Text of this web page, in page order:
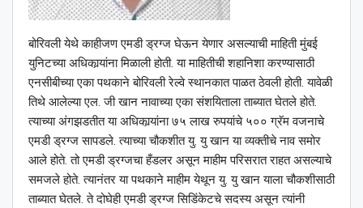
बोरिवली येथे काहीजण एमडी ड्रग्ज घेऊन येणार असल्याची माहिती मुंबई
युनिटच्या अधिकार्‍यांना मिळाली होती. या माहितीची शहानिशा करण्यासाठी
एनसीबीच्या एका पथकाने बोरिवली रेल्वे स्थानकात पाळत ठेवली होती. यावेळी
तिथे आलेल्या एल. जी खान नावाच्या एका संशयिताला ताब्यात घेतले होते.
त्याच्या अंगझडतीत या अधिकार्‍यांना ७५ लाख रुपयांचे ५०० ग्रॅम वजनाचे
एमडी ड्रग्ज सापडले. त्याच्या चौकशीत यु. यु खान या व्यक्तीचे नाव समोर
आले होते. तो एमडी ड्रग्जचा हँडलर असून माहीम परिसरात राहत असल्याचे
समजले होते. त्यानंतर या पथकाने माहीम येथून यु. यु खान याला चौकशीसाठी
ताब्यात घेतले. ते दोघेही एमडी ड्रग्ज सिडिंकेटचे सदस्य असून त्यांनी